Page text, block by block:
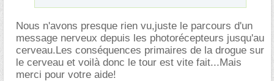
Nous n'avons presque rien vu,juste le parcours d'un
message nerveux depuis les photorécepteurs jusqu'au
cerveau.Les conséquences primaires de la drogue sur
le cerveau et voilà donc le tour est vite fait...Mais
merci pour votre aide!